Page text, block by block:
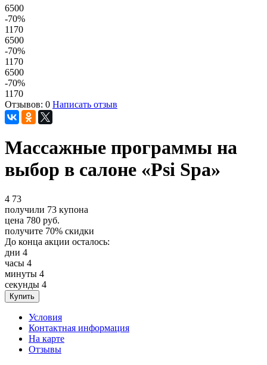
6500
-70%
1170
6500
-70%
1170
6500
-70%
1170
Отзывов: 0 Написать отзыв
Массажные программы на
выбор в салоне «Psi Spa»
4 73
получили 73 купона
цена 780 руб.
получите 70% скидки
До конца акции осталось:
дни 4
часы 4
минуты 4
секунды 4
Условия
Контактная информация
На карте
Отзывы